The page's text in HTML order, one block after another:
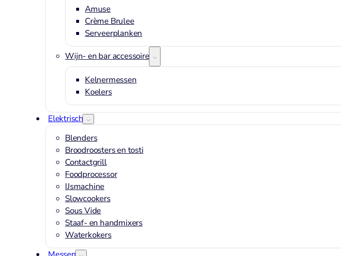
Amuse
Crème Brulee
Serveerplanken
Wijn- en bar accessoires
Kelnermessen
Koelers
Elektrisch
Blenders
Broodroosters en tosti
Contactgrill
Foodprocessor
IJsmachine
Slowcookers
Sous Vide
Staaf- en handmixers
Waterkokers